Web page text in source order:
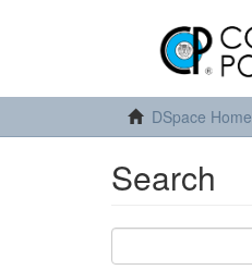
DSpace Home
Search